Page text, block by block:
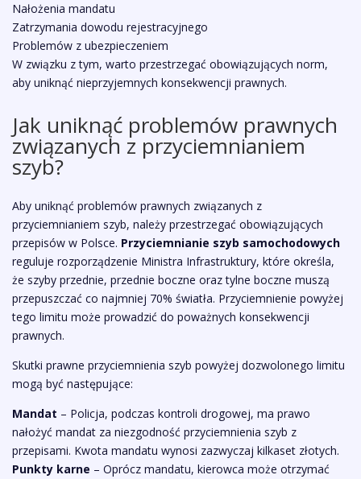
Nałożenia mandatu
Zatrzymania dowodu rejestracyjnego
Problemów z ubezpieczeniem
W związku z tym, warto przestrzegać obowiązujących norm,
aby uniknąć nieprzyjemnych konsekwencji prawnych.
Jak uniknąć problemów prawnych
związanych z przyciemnianiem
szyb?
Aby uniknąć problemów prawnych związanych z
przyciemnianiem szyb, należy przestrzegać obowiązujących
przepisów w Polsce. Przyciemnianie szyb samochodowych
reguluje rozporządzenie Ministra Infrastruktury, które określa,
że szyby przednie, przednie boczne oraz tylne boczne muszą
przepuszczać co najmniej 70% światła. Przyciemnienie powyżej
tego limitu może prowadzić do poważnych konsekwencji
prawnych.
Skutki prawne przyciemnienia szyb powyżej dozwolonego limitu
mogą być następujące:
Mandat – Policja, podczas kontroli drogowej, ma prawo
nałożyć mandat za niezgodność przyciemnienia szyb z
przepisami. Kwota mandatu wynosi zazwyczaj kilkaset złotych.
Punkty karne – Oprócz mandatu, kierowca może otrzymać